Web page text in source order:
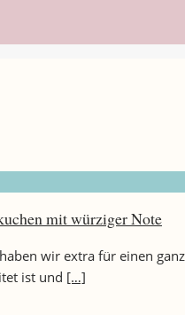
mit würziger Note
wir extra für einen
ist und […]